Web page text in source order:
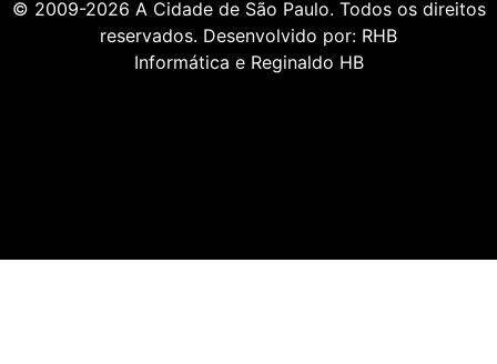
© 2009-2026 A Cidade de São Paulo. Todos os direitos
reservados. Desenvolvido por: RHB
Informática e Reginaldo HB